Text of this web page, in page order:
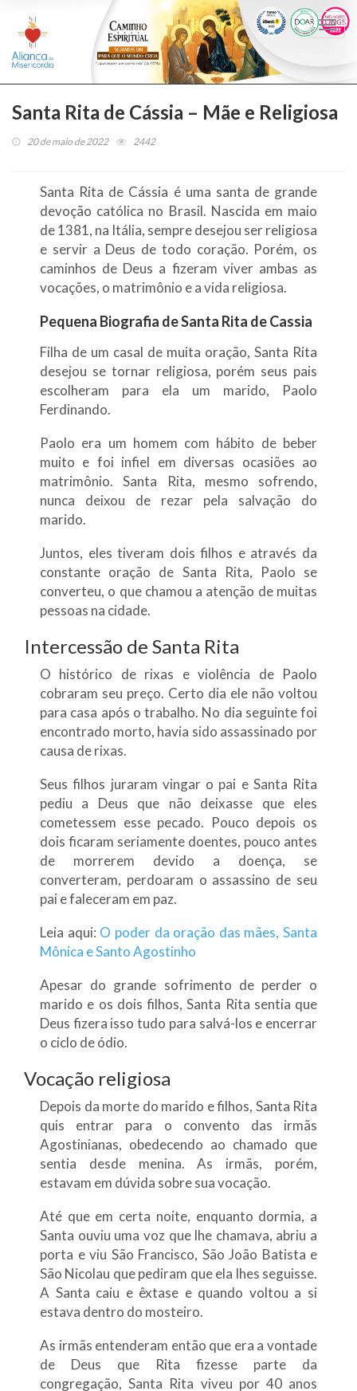
Santa Rita de Cássia – Mãe e Religiosa
20 de maio de 2022 2442
Santa Rita de Cássia é uma santa de grande
devoção católica no Brasil. Nascida em maio
de 1381, na Itália, sempre desejou ser religiosa
e servir a Deus de todo coração. Porém, os
caminhos de Deus a fizeram viver ambas as
vocações, o matrimônio e a vida religiosa.
Pequena Biografia de Santa Rita de Cassia
Filha de um casal de muita oração, Santa Rita
desejou se tornar religiosa, porém seus pais
escolheram para ela um marido, Paolo
Ferdinando.
Paolo era um homem com hábito de beber
muito e foi infiel em diversas ocasiões ao
matrimônio. Santa Rita, mesmo sofrendo,
nunca deixou de rezar pela salvação do
marido.
Juntos, eles tiveram dois filhos e através da
constante oração de Santa Rita, Paolo se
converteu, o que chamou a atenção de muitas
pessoas na cidade.
Intercessão de Santa Rita
O histórico de rixas e violência de Paolo
cobraram seu preço. Certo dia ele não voltou
para casa após o trabalho. No dia seguinte foi
encontrado morto, havia sido assassinado por
causa de rixas.
Seus filhos juraram vingar o pai e Santa Rita
pediu a Deus que não deixasse que eles
cometessem esse pecado. Pouco depois os
dois ficaram seriamente doentes, pouco antes
de morrerem devido a doença, se
converteram, perdoaram o assassino de seu
pai e faleceram em paz.
Leia aqui: O poder da oração das mães, Santa
Mônica e Santo Agostinho
Apesar do grande sofrimento de perder o
marido e os dois filhos, Santa Rita sentia que
Deus fizera isso tudo para salvá-los e encerrar
o ciclo de ódio.
Vocação religiosa
Depois da morte do marido e filhos, Santa Rita
quis entrar para o convento das irmãs
Agostinianas, obedecendo ao chamado que
sentia desde menina. As irmãs, porém,
estavam em dúvida sobre sua vocação.
Até que em certa noite, enquanto dormia, a
Santa ouviu uma voz que lhe chamava, abriu a
porta e viu São Francisco, São João Batista e
São Nicolau que pediram que ela lhes seguisse.
A Santa caiu e êxtase e quando voltou a si
estava dentro do mosteiro.
As irmãs entenderam então que era a vontade
de Deus que Rita fizesse parte da
congregação, Santa Rita viveu por 40 anos